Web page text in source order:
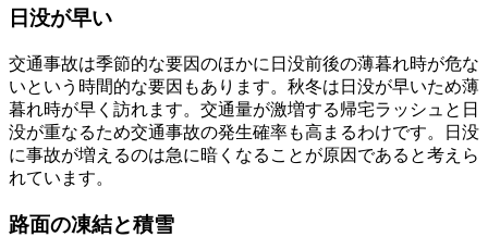
日没が早い
交通事故は季節的な要因のほかに日没前後の薄暮れ時が危な
いという時間的な要因もあります。秋冬は日没が早いため薄
暮れ時が早く訪れます。交通量が激増する帰宅ラッシュと日
没が重なるため交通事故の発生確率も高まるわけです。日没
に事故が増えるのは急に暗くなることが原因であると考えら
れています。
路面の凍結と積雪